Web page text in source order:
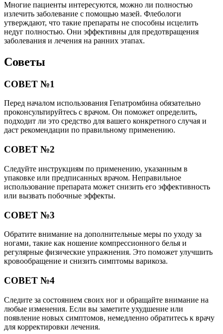
Многие пациенты интересуются, можно ли полностью
излечить заболевание с помощью мазей. Флебологи
утверждают, что такие препараты не способны исцелить
недуг полностью. Они эффективны для предотвращения
заболевания и лечения на ранних этапах.
Советы
СОВЕТ №1
Перед началом использования Гепатромбина обязательно
проконсультируйтесь с врачом. Он поможет определить,
подходит ли это средство для вашего конкретного случая и
даст рекомендации по правильному применению.
СОВЕТ №2
Следуйте инструкциям по применению, указанным в
упаковке или предписанных врачом. Неправильное
использование препарата может снизить его эффективность
или вызвать побочные эффекты.
СОВЕТ №3
Обратите внимание на дополнительные меры по уходу за
ногами, такие как ношение компрессионного белья и
регулярные физические упражнения. Это поможет улучшить
кровообращение и снизить симптомы варикоза.
СОВЕТ №4
Следите за состоянием своих ног и обращайте внимание на
любые изменения. Если вы заметите ухудшение или
появление новых симптомов, немедленно обратитесь к врачу
для корректировки лечения.